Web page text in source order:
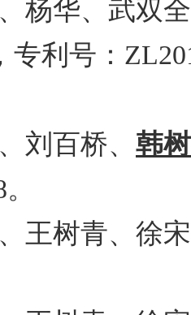
、杨华、武双
利号：
刘百桥、 韩
。
、王树青、徐